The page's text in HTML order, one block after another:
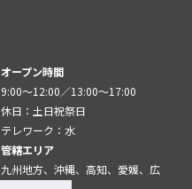
オープン時間
9:00～12:00／13:00～17:00
休日：土日祝祭日
テレワーク：水
管轄エリア
九州地方、沖縄、高知、愛媛、広